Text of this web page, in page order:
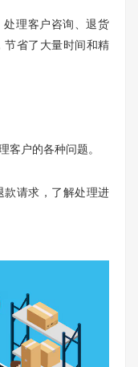
理客户咨询、退货
节省了大量时间和精
户的各种问题。
请求，了解处理进